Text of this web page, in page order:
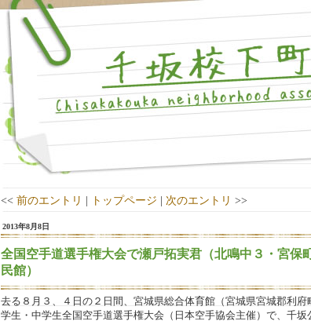
<<前のエントリ | トップページ | 次のエントリ >>
2013年8月8日
全国空手道選手権大会で瀬戸拓実君（北鳴中３・宮保
民館）
去る８月３、４日の２日間、宮城県総合体育館（宮城県宮城郡利
学生・中学生全国空手道選手権大会（日本空手協会主催）で、千